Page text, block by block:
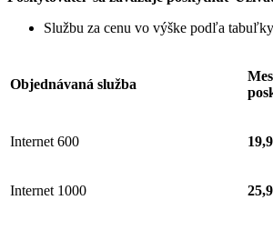
Službu za cenu vo výške podľa
Objednávaná služba
Internet 600
Internet 1000